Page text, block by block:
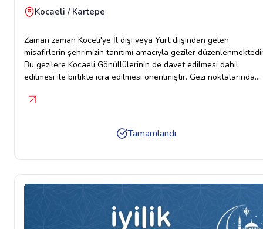
Kocaeli / Kartepe
Zaman zaman Koceli'ye İl dışı veya Yurt dıışından gelen
misafirlerin şehrimizin tanıtımı amacıyla geziler
Bu gezilere Kocaeli Gönüllülerinin de davet edilmesi dahil
edilmesi ile birlikte icra edilmesi önerilmiştir. Gezi noktalarında
anılar biriktirilebilir. Şehrimizin ve Kocaeli Gönüllüsü projemizin
Tamamlandı